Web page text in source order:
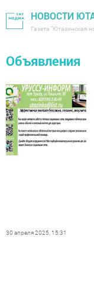
НОВОСТИ
Газета "Ютазинская
Объявления
30 апреля 2025, 15:31